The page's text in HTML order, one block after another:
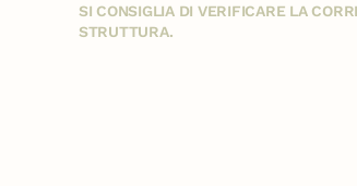
SI CONSIGLIA DI VERIFICARE LA
STRUTTURA.